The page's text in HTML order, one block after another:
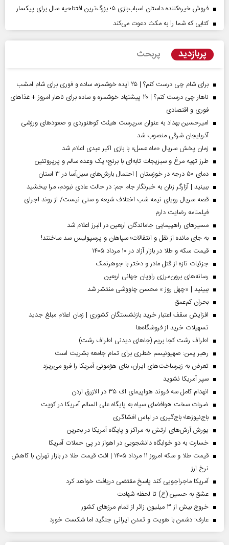
فروش خیره‌کننده داستان اسباب‌بازی ۵؛ بزرگ‌ترین افتتاحیه سال برای پیکسار
کتابی که شما را به مکث دعوت می‌کند
پربازدید پربحث
برای شام چی درست کنم؟ | ۲۵ ایده خوشمزه، ساده و فوری برای شام امشب
ناهار چی درست کنم؟ | ۲۰ پیشنهاد خوشمزه و ساده برای ناهار امروز + غذاهای
فوری و اقتصادی
امیرحسین بهداد به عنوان سرپرست هیئت کوهنوردی و صعودهای ورزشی
آذربایجان شرقی منصوب شد
زمان پخش سریال «ماه عسل» با بازی اکبر عبدی اعلام شد
طرز تهیه مرغ و سبزیجات تابه‌ای با برنج؛ یک وعده سالم و پرپروتئین
دمای ۵۰ درجه در خوزستان | احتمال بارش‌های سیل‌آسا در ۳ استان
ببینید | آزارگر زنان به خبرنگار جام جم: در حالت عادی نبودم، مرا ببخشید
قصه سریال رویای نیمه شب اختلاف شیعه و سنی نیست/ از روند اجرای
فیلمنامه رضایت دارم
مسیر‌های راهپیمایی جاماندگان اربعین در البرز اعلام شد
به جای مانده از نقل و انتقالات؛ سپاهان و پرسپولیس سد ساختند!
قیمت سکه و طلا در بازار آزاد در ۱۰ مرداد ۱۴۰۵
جزئیات تازه از قتل مادر و دختر با جوهرنمک
رسانه‌های برون‌مرزی راویان جهانی اربعین
ببینید | «چهل روز » محسن چاووشی منتشر شد
بحران کم‌عمق
افزایش سقف اعتبار خرید بازنشستگان کشوری | زمان اعلام مبلغ جدید
تسهیلات خرید از فروشگاه‌ها
اطراف رشت کجا بریم (جاهای دیدنی اطراف رشت)
رهبر یمن: صهیونیسم خطری برای تمام جامعه بشریت است
تعرض به زیرساخت‌های ایران، بنای هژمونی آمریکا را فرو می‌ریزد
سپر آمریکا نشوید
انهدام کامل سه فروند هواپیمای اف ۳۵ در الازرق اردن
ضربات سخت هوافضای سپاه به پایگاه علی السالم آمریکا در کویت
باج‌نیوزها؛ باج‌گیری در لباس افشاگری
یورش آرش‌های ارتش به مراکز و پایگاه‌ آمریکا در بحرین
خسارت به دو خوابگاه دانشجویی در اهواز در پی حملات آمریکا
قیمت طلا و سکه امروز ۱۱ مرداد ۱۴۰۵ | افت قیمت طلا در بازار تهران با کاهش
نرخ ارز
آمریکا ماجراجویی کند پاسخ مقتضی دریافت خواهد کرد
عشق به حسین (ع) تا لحظه شهادت
خروج بیش از ۳ میلیون زائر از تمام مرز‌های کشور
عارف: دشمن با هویت و تمدن ایرانی جنگید اما شکست خورد